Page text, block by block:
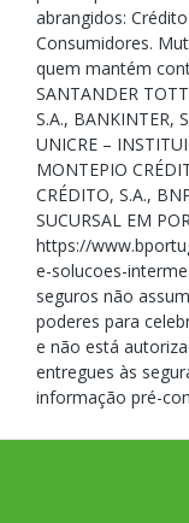
abrangidos:
Consumidores.
quem mantém
SANTANDER
S.A., BANKINTER,
UNICRE –
MONTEPIO
CRÉDITO, S.A.,
SUCURSAL EM
https://
e-solucoes-
seguros não
poderes para
e não está
entregues às
informação pré-